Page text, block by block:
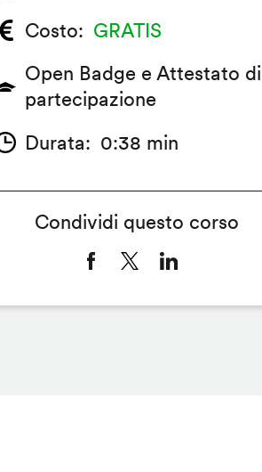
Costo
GRATIS
Open Badge e Attestato di
partecipazione
Durata
0:38 min
Condividi questo corso